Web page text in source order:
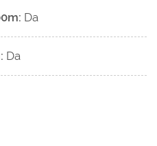
Da
Da